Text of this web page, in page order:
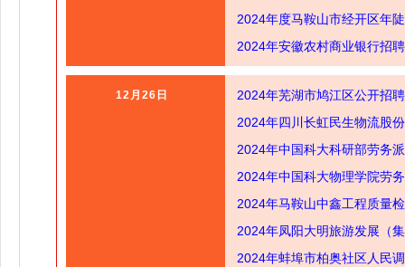
2024年度马鞍山市经开区年
2024年安徽农村商业银行招
12月26日
2024年芜湖市鸠江区公开招
2024年四川长虹民生物流股
2024年中国科大科研部劳务
2024年中国科大物理学院劳
2024年马鞍山中鑫工程质量
2024年凤阳大明旅游发展（
2024年蚌埠市柏奥社区人民